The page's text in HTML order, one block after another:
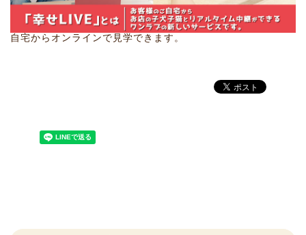
自宅からオンラインで見学できます。